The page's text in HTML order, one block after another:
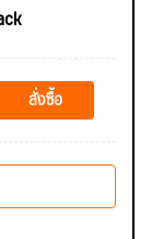
สั่งซื้อ